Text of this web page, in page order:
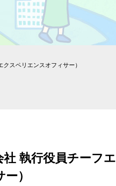
スペリエンスオフィサー）
執行役員チーフエ
）